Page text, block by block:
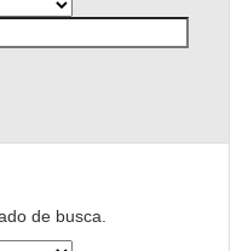
de busca.